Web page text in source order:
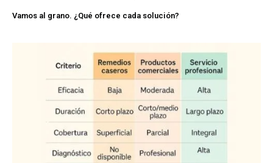
Vamos al grano. ¿Qué ofrece cada solución?